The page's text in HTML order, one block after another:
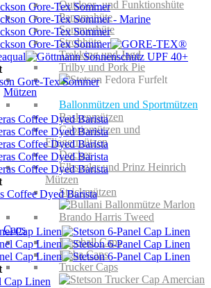
Outdoor- und Funktionshüte
Panamahüte
Sommerhüte
Strohhüte
Trekking und Jagd
Trilby und Pork Pie
Mützen
Ballonmützen und Sportmützen
Baskenmützen
Cabriomützen und
Fliegermützen
Docker
Elbsegler und Prinz Heinrich
Mützen
Strickmützen
Caps
Baseball Caps
Kuba Caps
Trucker Caps
Gore-Tex Sommer
Coffee Dyed Barista
Cap Linen